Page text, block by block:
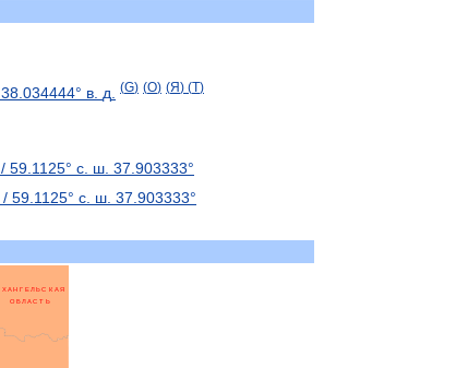
38 034444° в д (G) (O) (Я) (T)
/ 59 1125° с ш 37 903333°
/ 59 1125° с ш 37 903333°